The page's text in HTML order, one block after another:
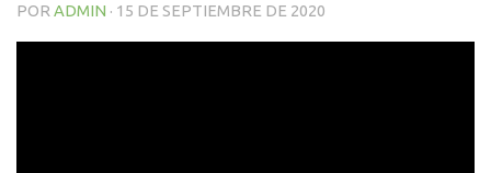
POR ADMIN · 15 DE SEPTIEMBRE DE 2020